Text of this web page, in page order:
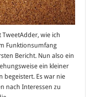
wie ich
Funktionsumfang
Bericht. Nun also ein
ein kleiner
begeistert. Es war nie
nach Interessen zu